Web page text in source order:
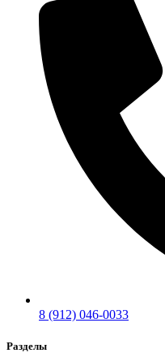
8 (912) 046-0033
Разделы